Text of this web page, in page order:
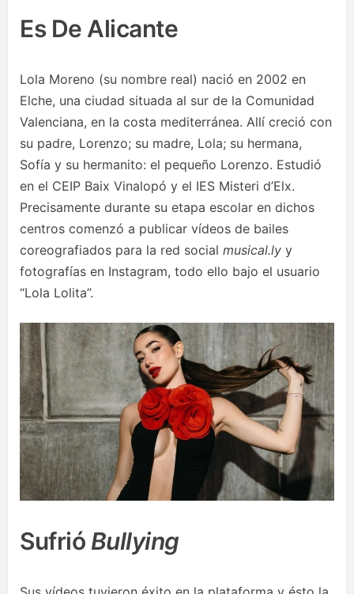
Es De Alicante
Lola Moreno (su nombre real) nació en 2002 en
Elche, una ciudad situada al sur de la Comunidad
Valenciana, en la costa mediterránea. Allí creció con
su padre, Lorenzo; su madre, Lola; su hermana,
Sofía y su hermanito: el pequeño Lorenzo. Estudió
en el CEIP Baix Vinalopó y el IES Misteri d’Elx.
Precisamente durante su etapa escolar en dichos
centros comenzó a publicar vídeos de bailes
coreografiados para la red social musical.ly y
fotografías en Instagram, todo ello bajo el usuario
“Lola Lolita”.
SufrióBullying